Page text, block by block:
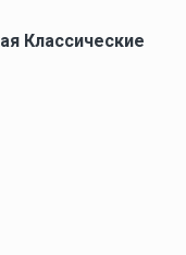
Классические